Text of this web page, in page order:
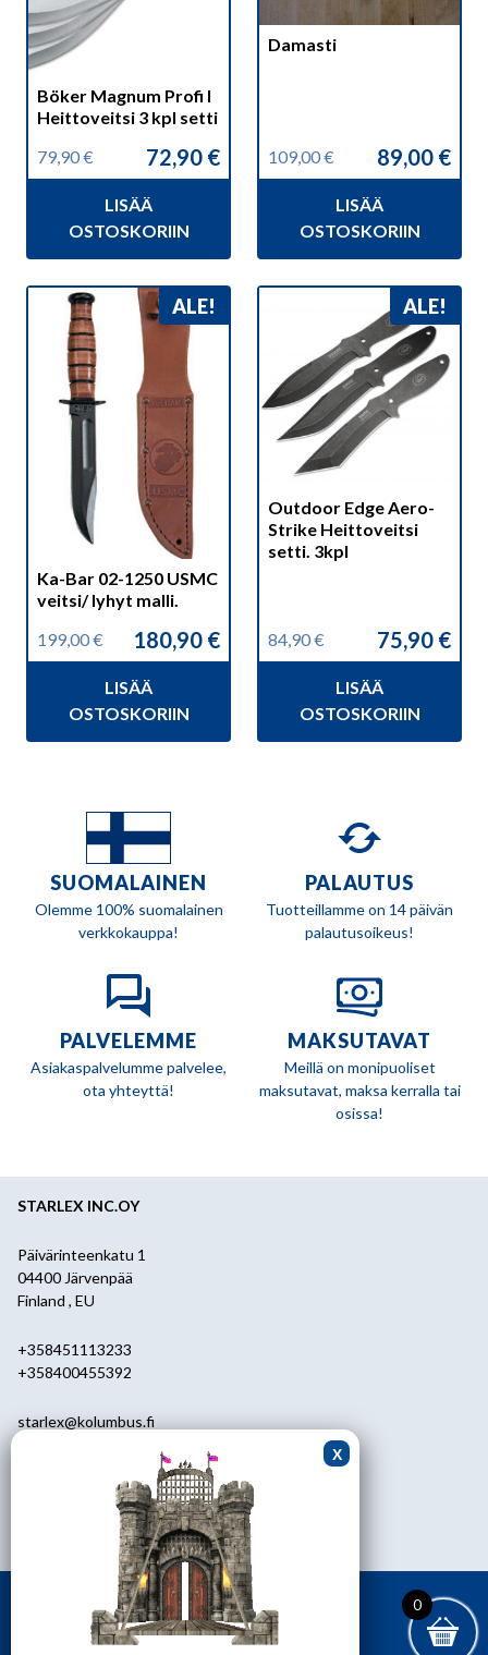
Böker Magnum Profi I
Heittoveitsi 3 kpl setti
79,90€
Alkuperäinen
hinta
79,90 €.
72,90 €
Nykyinen
hinta
72,90 €.
LISÄÄ
OSTOSKORIIN
Damasti
109,00€
Alkuperäinen
hinta
109,00 €.
89,00 €
Nykyinen
hinta
89,00 €.
LISÄÄ
OSTOSKORIIN
ALE!
Ka-Bar 02-1250 USMC
veitsi/ lyhyt malli.
199,00€
Alkuperäinen
hinta
199,00 €.
180,90 €
Nykyinen
hinta
180,90 €.
LISÄÄ
OSTOSKORIIN
ALE!
Outdoor Edge Aero-
Strike Heittoveitsi
setti. 3kpl
84,90€
Alkuperäinen
hinta
84,90 €.
75,90 €
Nykyinen
hinta
75,90 €.
LISÄÄ
OSTOSKORIIN
SUOMALAINEN
Olemme 100% suomalainen
verkkokauppa!
PALAUTUS
Tuotteillamme on 14 päivän
palautusoikeus!
PALVELEMME
Asiakaspalvelumme palvelee,
ota yhteyttä!
MAKSUTAVAT
Meillä on monipuoliset
maksutavat, maksa kerralla tai
osissa!
STARLEX INC.OY
Päivärinteenkatu 1
04400 Järvenpää
Finland , EU
+358451113233
+358400455392
starlex@kolumbus.fi
ark.klo 08.30-17.00
0